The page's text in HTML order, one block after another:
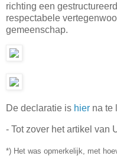
richting een
respectabele
gemeenschap.
De declaratie is hier na te
- Tot zover het artikel van
*) Het was opmerkelijk, met